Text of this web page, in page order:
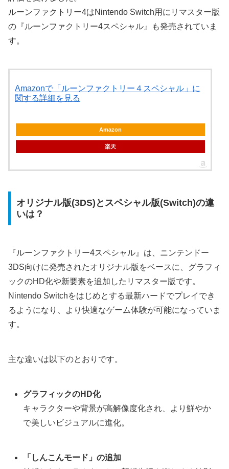
ルーンファクトリー4はNintendo Switch用にリマスター版
の『ルーンファクトリー4スペシャル』も発売されていま
す。
Amazonで「ルーンファクトリー４スペシャル」に
関する詳細を見る
Amazon
楽天
オリジナル版(3DS)とスペシャル版(Switch)の違
いは？
『ルーンファクトリー4スペシャル』は、ニンテンドー
3DS向けに発売されたオリジナル版をベースに、グラフィ
ックのHD化や新要素を追加したリマスター版です。
Nintendo Switchをはじめとする最新ハードでプレイでき
るようになり、より快適なゲーム体験が可能になっていま
す。
主な違いは以下のとおりです。
グラフィックのHD化
キャラクターや背景が高解像度化され、より鮮やか
で美しいビジュアルに進化。
「しんこんモード」の追加